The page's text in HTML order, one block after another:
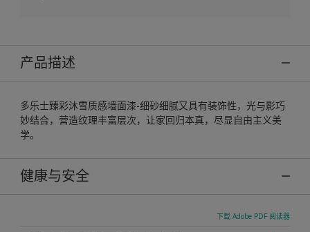
产品描述
多乐士臻彩沐雪质感墙面漆-细砂细腻又具有装饰性，光与影巧
妙结合，营造纹理丰富层次，让家回归本真，尽显自由主义美
学。
健康与安全
下载 Adobe PDF 阅读器